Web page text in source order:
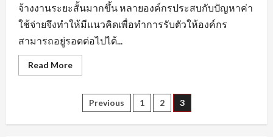
จ้างงานระยะสั้นมากขึ้น หลายองค์กรประสบกับปัญหาค่า
ใช้จ่ายจึงทำให้มีแนวคิดเพื่อทำการรับตัวให้องค์กร
สามารถอยู่รอดต่อไปได้...
Read MoreRead
more
ความ
ต้องการ
งาน
Posts
pagination
Previous 1 2 3